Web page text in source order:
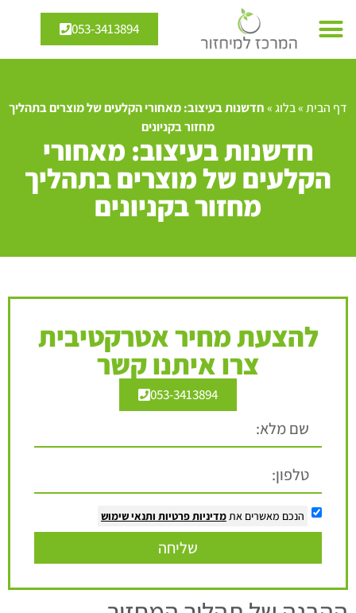
053-3413894
דף הבית»בלוג»חדשנות בעיצוב: מאחורי הקלעים של מוצרים בתהליך
מחזור בקניונים
חדשנות בעיצוב: מאחורי
הקלעים של מוצרים בתהליך
מחזור בקניונים
להצעת מחיר אטרקטיבית
צרו איתנו קשר
053-3413894
הנכם מאשרים את מדיניות פרטיות ותנאי שימוש
שליחה